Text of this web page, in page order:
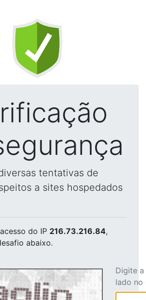
tentativas de
a sites hospedados
do IP 216.73.216.84,
abaixo.
Digite
lado no